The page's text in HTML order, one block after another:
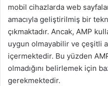
mobil cihazlarda web
amacıyla geliştirilmiş bir
çıkmaktadır. Ancak, AMP
uygun olmayabilir ve çeşitli
içermektedir. Bu yüzden
olmadığını belirlemek için
gerekmektedir.